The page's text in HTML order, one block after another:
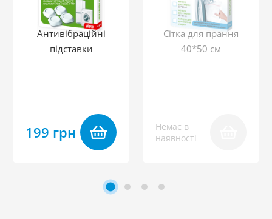
Антивібраційні
підставки
199 грн
Сітка для прання
40*50 см
Немає в
наявності